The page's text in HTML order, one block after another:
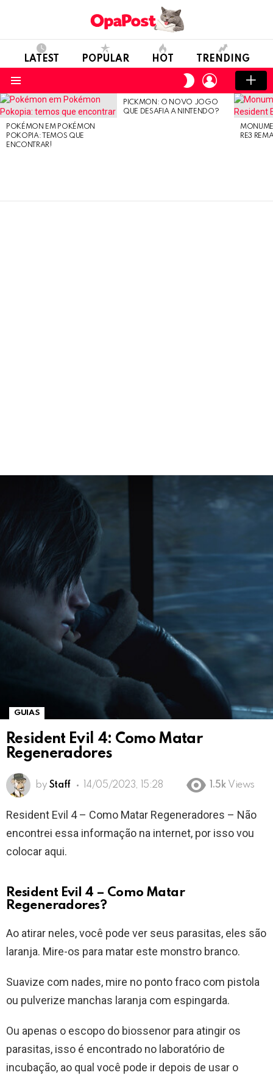
LATEST POPULAR HOT TRENDING
SWITCH
SKIN
LOGIN
LATEST
STORIES
POKÉMON EM POKÉMON
POKOPIA: TEMOS QUE
ENCONTRAR!
PICKMON: O NOVO JOGO
QUE DESAFIA A NINTENDO?
RE3
GUIAS
Resident Evil 4: Como Matar
Regeneradores
by Staff 14/05/2023, 15:28 1.5k Views
Resident Evil 4 – Como Matar Regeneradores – Não
encontrei essa informação na internet, por isso vou
colocar aqui.
Resident Evil 4 – Como Matar
Regeneradores?
Ao atirar neles, você pode ver seus parasitas, eles são
laranja. Mire-os para matar este monstro branco.
Suavize com nades, mire no ponto fraco com pistola
ou pulverize manchas laranja com espingarda.
Ou apenas o escopo do biossenor para atingir os
parasitas, isso é encontrado no laboratório de
incubação, ao qual você pode ir depois de usar o